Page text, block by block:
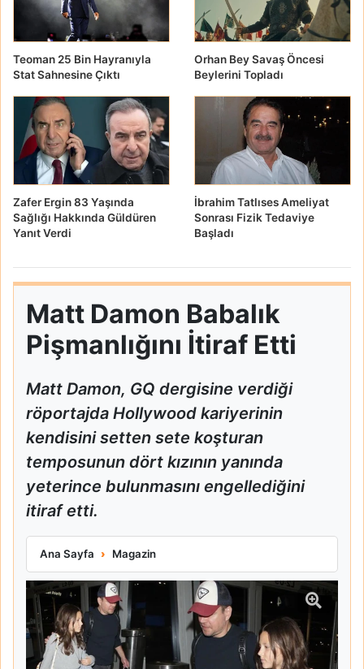
Teoman 25 Bin Hayranıyla
Stat Sahnesine Çıktı
Orhan Bey Savaş Öncesi
Beylerini Topladı
Zafer Ergin 83 Yaşında
Sağlığı Hakkında Güldüren
Yanıt Verdi
İbrahim Tatlıses Ameliyat
Sonrası Fizik Tedaviye
Başladı
Matt Damon Babalık
Pişmanlığını İtiraf Etti
Matt Damon, GQ dergisine verdiği
röportajda Hollywood kariyerinin
kendisini setten sete koşturan
temposunun dört kızının yanında
yeterince bulunmasını engellediğini
itiraf etti.
Ana Sayfa Magazin
Matt Damon Babalık Pişmanlığını İtiraf Etti